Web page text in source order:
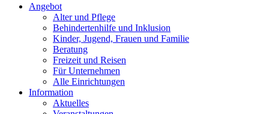
Angebot
Alter und Pflege
Behindertenhilfe und Inklusion
Kinder, Jugend, Frauen und Familie
Beratung
Freizeit und Reisen
Für Unternehmen
Alle Einrichtungen
Information
Aktuelles